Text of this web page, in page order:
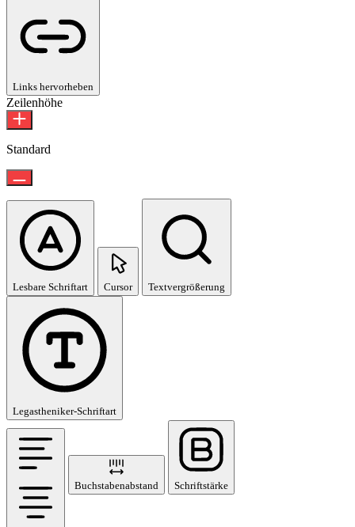
Links hervorheben
Zeilenhöhe
Standard
Lesbare Schriftart Cursor Textvergrößerung
Legastheniker-Schriftart
Buchstabenabstand Schriftstärke